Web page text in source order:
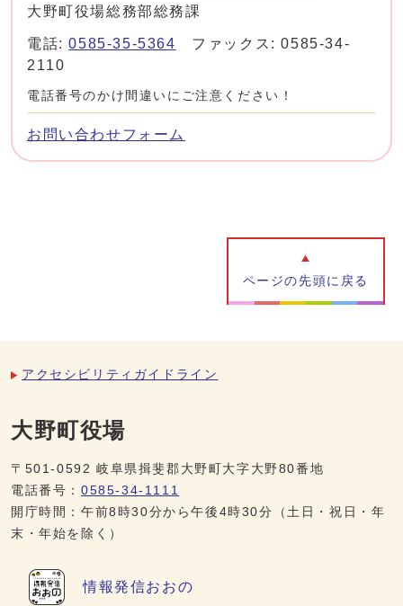
大野町役場総務部総務課
電話:0585-35-5364 ファックス: 0585-34-
2110
電話番号のかけ間違いにご注意ください！
お問い合わせフォーム
ページの先頭に戻る
アクセシビリティガイドライン
大野町役場
〒501-0592 岐阜県揖斐郡大野町大字大野80番地
電話番号： 0585-34-1111
開庁時間：午前8時30分から午後4時30分（土日・祝日・年
末・年始を除く）
情報発信おおの